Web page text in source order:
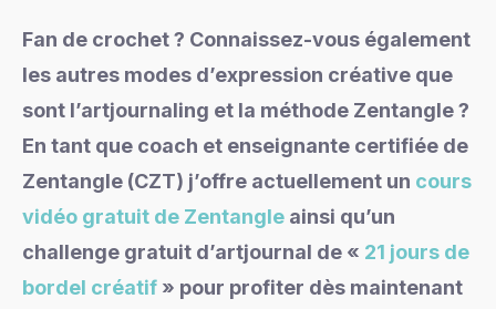
Fan de crochet ? Connaissez-vous également
les autres modes d’expression créative que
sont l’artjournaling et la méthode Zentangle ?
En tant que coach et enseignante certifiée de
Zentangle (CZT) j’offre actuellement un cours
vidéo gratuit de Zentangle ainsi qu’un
challenge gratuit d’artjournal de « 21 jours de
bordel créatif » pour profiter dès maintenant